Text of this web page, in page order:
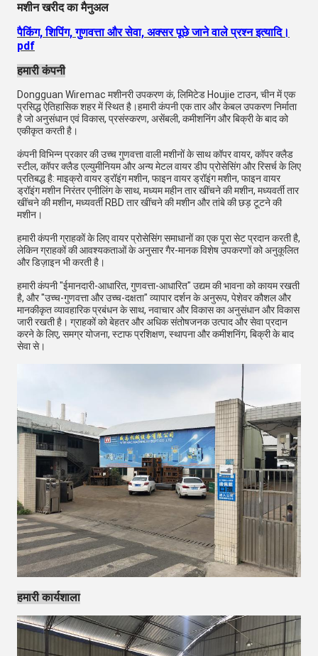
मशीन खरीद का मैनुअल
पैकिंग, शिपिंग, गुणवत्ता और सेवा, अक्सर पूछे जाने वाले प्रश्न इत्यादि।
pdf
हमारी कंपनी
Dongguan Wiremac मशीनरी उपकरण कं, लिमिटेड Houjie टाउन, चीन में एक
प्रसिद्ध ऐतिहासिक शहर में स्थित है।हमारी कंपनी एक तार और केबल उपकरण निर्माता
है जो अनुसंधान एवं विकास, प्रसंस्करण, असेंबली, कमीशनिंग और बिक्री के बाद को
एकीकृत करती है।
कंपनी विभिन्न प्रकार की उच्च गुणवत्ता वाली मशीनों के साथ कॉपर वायर, कॉपर क्लैड
स्टील, कॉपर क्लैड एल्युमीनियम और अन्य मेटल वायर डीप प्रोसेसिंग और रिसर्च के लिए
प्रतिबद्ध है: माइक्रो वायर ड्रॉइंग मशीन, फाइन वायर ड्रॉइंग मशीन, फाइन वायर
ड्रॉइंग मशीन निरंतर एनीलिंग के साथ, मध्यम महीन तार खींचने की मशीन, मध्यवर्ती तार
खींचने की मशीन, मध्यवर्ती RBD तार खींचने की मशीन और तांबे की छड़ टूटने की
मशीन।
हमारी कंपनी ग्राहकों के लिए वायर प्रोसेसिंग समाधानों का एक पूरा सेट प्रदान करती है,
लेकिन ग्राहकों की आवश्यकताओं के अनुसार गैर-मानक विशेष उपकरणों को अनुकूलित
और डिज़ाइन भी करती है।
हमारी कंपनी "ईमानदारी-आधारित, गुणवत्ता-आधारित" उद्यम की भावना को कायम रखती
है, और "उच्च-गुणवत्ता और उच्च-दक्षता" व्यापार दर्शन के अनुरूप, पेशेवर कौशल और
मानकीकृत व्यावहारिक प्रबंधन के साथ, नवाचार और विकास का अनुसंधान और विकास
जारी रखती है। ग्राहकों को बेहतर और अधिक संतोषजनक उत्पाद और सेवा प्रदान
करने के लिए, समग्र योजना, स्टाफ प्रशिक्षण, स्थापना और कमीशनिंग, बिक्री के बाद
सेवा से।
हमारी कार्यशाला